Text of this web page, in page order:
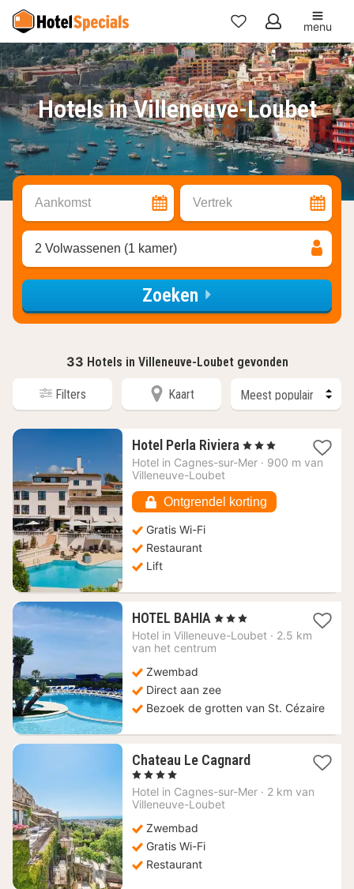
Mijn
favorieten
menu
Hotels in Villeneuve-Loubet
Aankomst Vertrek
2 Volwassenen (1 kamer)
Zoeken
33 Hotels in Villeneuve-Loubet gevonden
Filters Kaart
Hotel Perla Riviera 1
nacht
€
, 3 Sterren
Hotel in Cagnes-sur-Mer · 900 m van
Villeneuve-Loubet
Ontgrendel korting
Gratis Wi-Fi
Restaurant
Lift
HOTEL BAHIA 1
nacht
vanaf
, 3 Sterren
Hotel in Villeneuve-Loubet · 2.5 km
van het centrum
Zwembad
Direct aan zee
Bezoek de grotten van St. Cézaire
Chateau Le Cagnard1
vanaf
, 4 Sterren
Hotel in Cagnes-sur-Mer · 2 km van
Villeneuve-Loubet
Zwembad
Gratis Wi-Fi
Restaurant